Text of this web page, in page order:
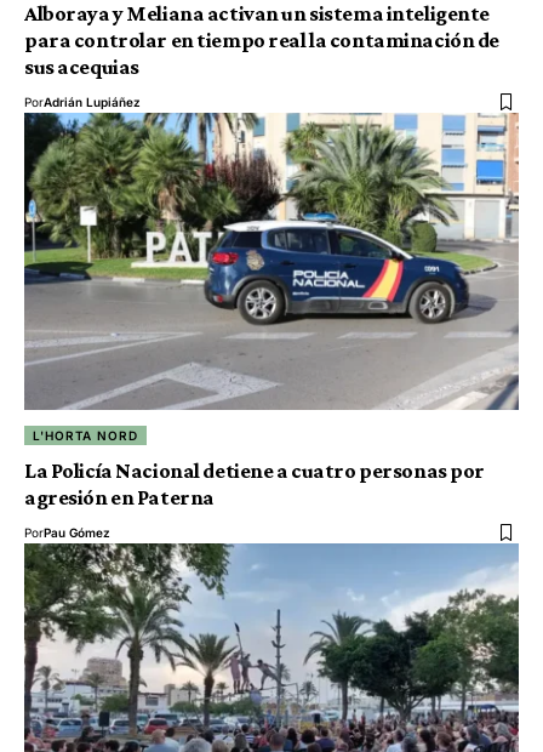
Alboraya y Meliana activan un sistema inteligente
para controlar en tiempo real la contaminación de
sus acequias
PorAdrián Lupiáñez
L'HORTA NORD
La Policía Nacional detiene a cuatro personas por
agresión en Paterna
PorPau Gómez